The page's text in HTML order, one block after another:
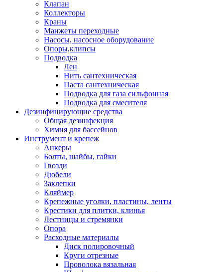
Клапан
Коллекторы
Краны
Манжеты переходные
Насосы, насосное оборудование
Опоры,клипсы
Подводка
Лен
Нить сантехническая
Паста сантехническая
Подводка для газа сильфонная
Подводка для смесителя
Дезинфицирующие средства
Общая дезинфекция
Химия для бассейнов
Инструмент и крепеж
Анкеры
Болты, шайбы, гайки
Гвозди
Дюбели
Заклепки
Кляймер
Крепежные уголки, пластины, ленты
Крестики для плитки, клинья
Лестницы и стремянки
Опора
Расходные материалы
Диск полировочный
Круги отрезные
Проволока вязальная